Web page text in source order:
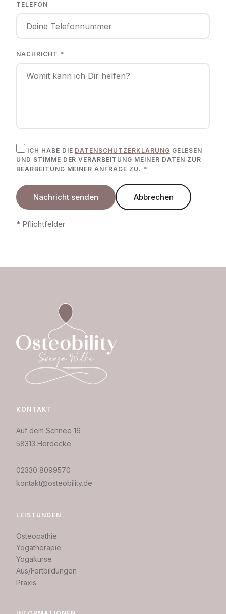
TELEFON
NACHRICHT *
ICH HABE DIE DATENSCHUTZERKLÄRUNG GELESEN
UND STIMME DER VERARBEITUNG MEINER DATEN ZUR
BEARBEITUNG MEINER ANFRAGE ZU. *
Nachricht senden Abbrechen
* Pflichtfelder
KONTAKT
Auf dem Schnee 16
58313 Herdecke
02330 8099570
kontakt@osteobility.de
LEISTUNGEN
Osteopathie
Yogatherapie
Yogakurse
Aus/Fortbildungen
Praxis